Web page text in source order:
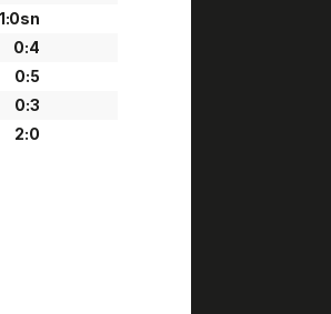
1:0sn
0:4
0:5
0:3
2:0